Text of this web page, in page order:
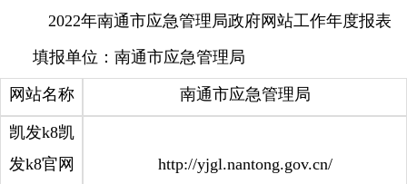
2022年南通市应急管理局政府网站工作年度报表
填报单位：南通市应急管理局
网站名称 南通市应急管理局
凯发k8凯
发k8官网
http://yjgl.nantong.gov.cn/